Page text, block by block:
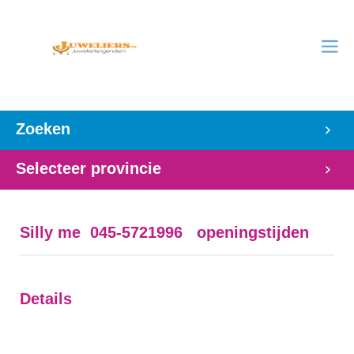
Zoeken
Selecteer provincie
Silly me 045-5721996 openingstijden
Details